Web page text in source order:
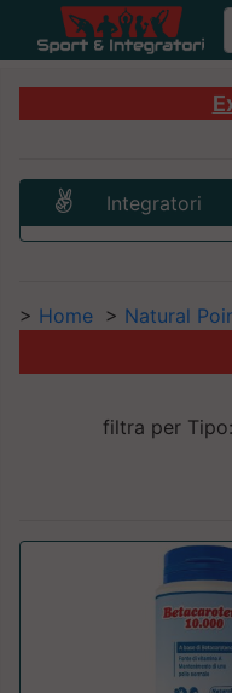
Integratori
> Home > Natural
filtra per Tipo: